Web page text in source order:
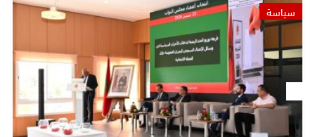
سياسة